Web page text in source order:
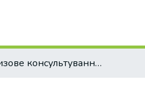
Кризове консультування в соціальній роботі з постраждалими від травматичних подій